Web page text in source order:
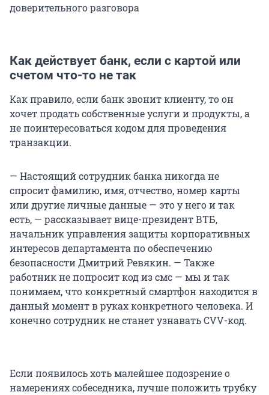
доверительного разговора
Как действует банк, если с картой или
счетом что-то не так
Как правило, если банк звонит клиенту, то он
хочет продать собственные услуги и продукты, а
не поинтересоваться кодом для проведения
транзакции.
— Настоящий сотрудник банка никогда не
спросит фамилию, имя, отчество, номер карты
или другие личные данные — это у него и так
есть, — рассказывает вице-президент ВТБ,
начальник управления защиты корпоративных
интересов департамента по обеспечению
безопасности Дмитрий Ревякин. — Также
работник не попросит код из смс — мы и так
понимаем, что конкретный смартфон находится в
данный момент в руках конкретного человека. И
конечно сотрудник не станет узнавать CVV-код.
Если появилось хоть малейшее подозрение о
намерениях собеседника, лучше положить трубку